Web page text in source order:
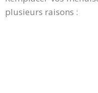
plusieurs raisons :